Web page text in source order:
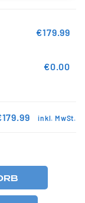
€179.99
€0.00
inkl. MwSt.